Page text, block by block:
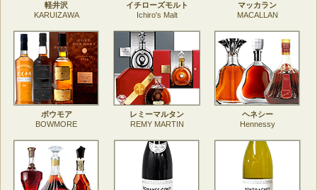
軽井沢
KARUIZAWA
イチローズモルト
Ichiro's Malt
マッカラン
MACALLAN
ボウモア
BOWMORE
レミーマルタン
REMY MARTIN
ヘネシー
Hennessy